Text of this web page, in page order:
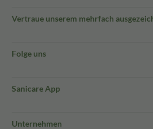
Vertraue unserem mehrfach
Folge uns
Sanicare App
Unternehmen